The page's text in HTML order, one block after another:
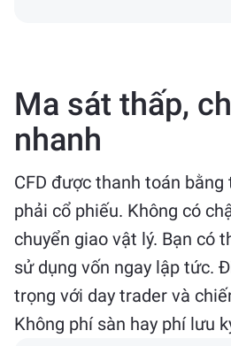
Ma sát thấp,
nhanh
CFD được thanh toán
phải cổ phiếu. Không có
chuyển giao vật lý. Bạn có
sử dụng vốn ngay lập tức.
trọng với day trader và
Không phí sàn hay phí lưu